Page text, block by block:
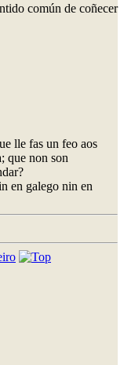
común de coñecer
lle fas un feo aos
que non son
en galego nin en